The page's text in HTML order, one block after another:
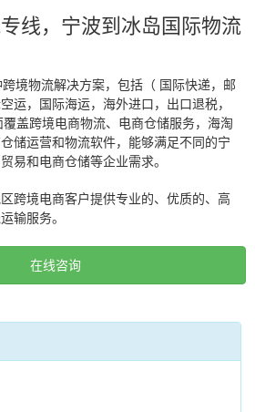
线，宁波到冰岛国际物流
境物流解决方案，包括（ 国际快递，邮
运，国际海运，海外进口，出口退税，
盖跨境电商物流、电商仓储服务，海淘
储运营和物流软件，能够满足不同的宁
易和电商仓储等企业需求。
跨境电商客户提供专业的、优质的、高
输服务。
在线咨询